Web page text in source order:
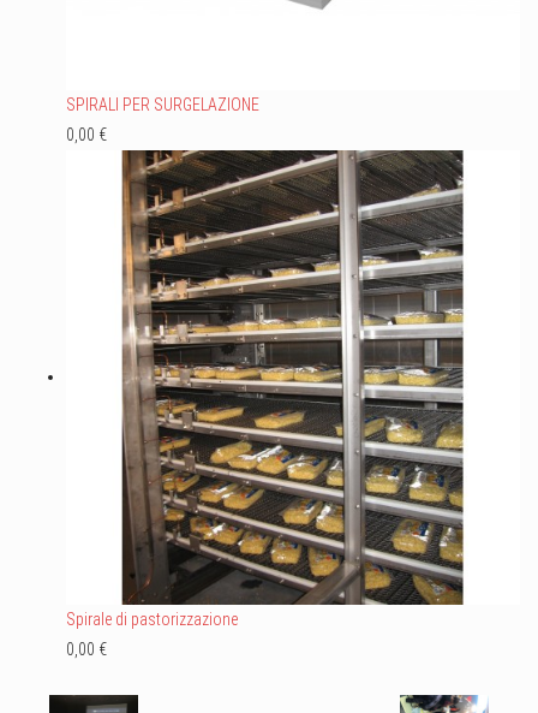
SPIRALI PER SURGELAZIONE
0,00 €
Spirale di pastorizzazione
0,00 €